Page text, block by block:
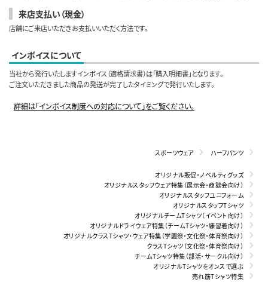
来店支払い（現金）
店舗にご来店いただきお支払いいただく方法です。
インボイスについて
当社から発行いたしますインボイス（適格請求書）は「購入明細書」となります。
ご注文いただきました商品の発送が完了したタイミングで発行いたします。
詳細は「インボイス制度への対応について」をご覧ください。
スポーツウェア ハーフパンツ
オリジナル販促・ノベルティグッズ
オリジナルスタッフウェア特集（展示会・商談会向け）
オリジナルスタッフユニフォーム
オリジナルスタッフTシャツ
オリジナルチームTシャツ（イベント向け）
オリジナルドライウェア特集（チームTシャツ・練習着向け）
オリジナルクラスTシャツ・ウェア特集（学園祭・文化祭・体育祭向け）
クラスTシャツ（文化祭・体育祭向け）
チームTシャツ特集（部活・サークル向け）
オリジナルTシャツをオンスで選ぶ
売れ筋Tシャツ特集